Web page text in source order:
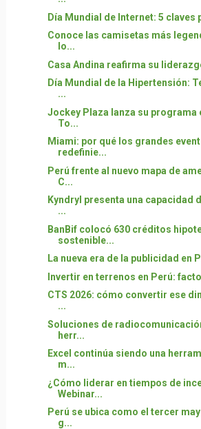
Día Mundial de Internet: 5 claves
Conoce las camisetas más
lo...
Casa Andina reafirma su
Día Mundial de la Hipertensión:
...
Jockey Plaza lanza su programa
To...
Miami: por qué los grandes
redefinie...
Perú frente al nuevo mapa de
C...
Kyndryl presenta una capacidad
...
BanBif colocó 630 créditos
sostenible...
La nueva era de la publicidad en
Invertir en terrenos en Perú:
CTS 2026: cómo convertir ese
...
Soluciones de
herr...
Excel continúa siendo una
m...
¿Cómo liderar en tiempos de
Webinar...
Perú se ubica como el tercer
g...